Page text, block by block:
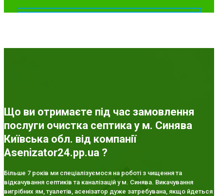
Що ви отримаєте під час замовлення
послуги очистка септика у м. Синява
Київська обл. від компанії
Asenizator24.pp.ua ?
Більше 7 років ми спеціалізуємося на роботі з чищення та
відкачування септиків та каналізацій у м. Синява. Викачування
вигрібних ям, туалетів, асенізатор дуже затребувана, якщо йдеться